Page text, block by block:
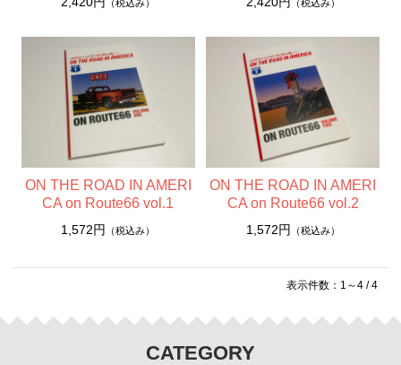
ポストカード
ポストカードブック（書籍）
アパレル
（税込み） （税込み）
ON THE ROAD IN AMERI
CA on Route66 vol.1
1,572円 （税込み）
ON THE ROAD IN AMERI
CA on Route66 vol.2
1,572円 （税込み）
表示件数：1～4 / 4
CATEGORY